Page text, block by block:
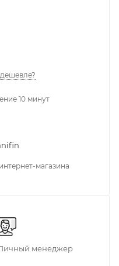
10 минут
магазина
менеджер